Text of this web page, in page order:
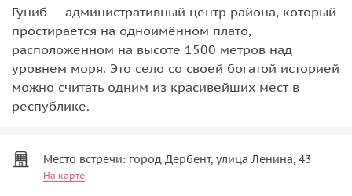
Гуниб — административный центр района, который
простирается на одноимённом плато,
расположенном на высоте 1500 метров над
уровнем моря. Это село со своей богатой историей
можно считать одним из красивейших мест в
республике.
Место встречи: город Дербент, улица Ленина, 43
На карте